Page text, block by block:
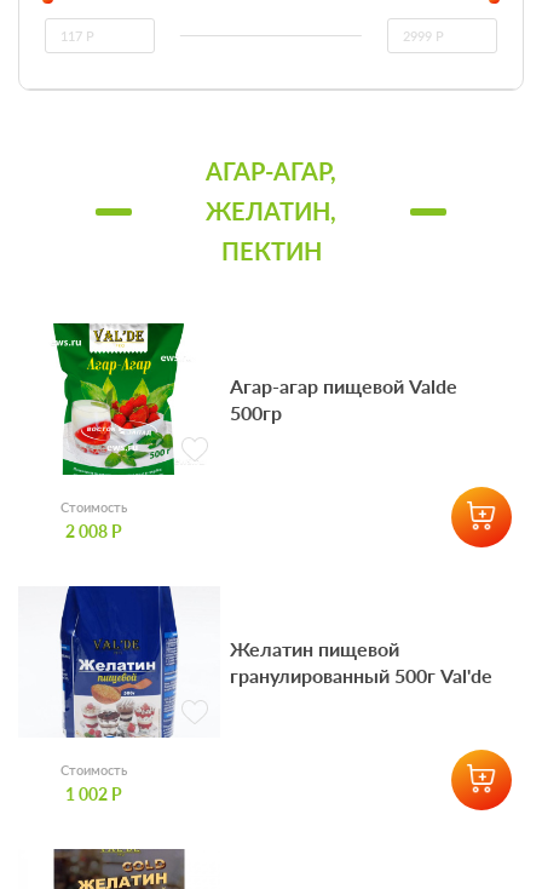
АГАР-АГАР,
ЖЕЛАТИН,
ПЕКТИН
Агар-агар пищевой Valde
500гр
Стоимость
2 008 Р
Желатин пищевой
гранулированный 500г Val'de
Стоимость
1 002 Р